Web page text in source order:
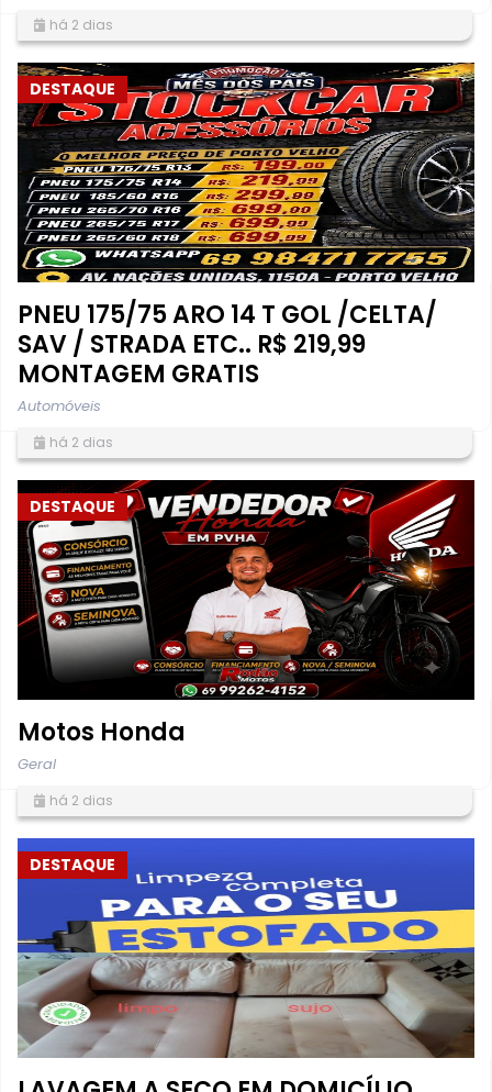
há 2 dias
DESTAQUE
PNEU 175/75 ARO 14 T GOL /CELTA/
SAV / STRADA ETC.. R$ 219,99
MONTAGEM GRATIS
Automóveis
há 2 dias
DESTAQUE
Motos Honda
Geral
há 2 dias
DESTAQUE